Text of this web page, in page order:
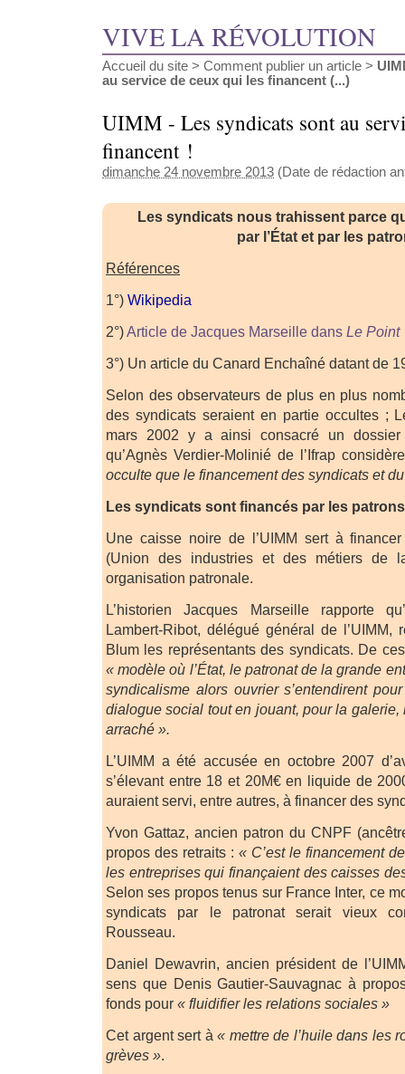
VIVE LA RÉVOLUTION
Accueil du site > Comment publier un article >
au service de ceux qui les financent (...)
UIMM - Les syndicats sont au
financent !
dimanche 24 novembre 2013 (Date de rédaction
Les syndicats nous trahissent parce
par l’État et par les
Références
1°) Wikipedia
2°)Article de Jacques Marseille dans Le Point
3°) Un article du Canard Enchaîné datant de
Selon des observateurs de plus en plus
des syndicats seraient en partie occultes ;
mars 2002 y a ainsi consacré un
qu’Agnès Verdier-Molinié de l’Ifrap
occulte que le financement des syndicats et
Les syndicats sont financés par les patrons
Une caisse noire de l’UIMM sert à financer
(Union des industries et des métiers de
organisation patronale.
L’historien Jacques Marseille rapporte
Lambert-Ribot, délégué général de l’UIMM,
Blum les représentants des syndicats. De
« modèle où l’État, le patronat de la grande
syndicalisme alors ouvrier s’entendirent
dialogue social tout en jouant, pour la galerie,
arraché ».
L’UIMM a été accusée en octobre 2007
s’élevant entre 18 et 20M€ en liquide de
auraient servi, entre autres, à financer des
Yvon Gattaz, ancien patron du CNPF
propos des retraits :« C’est le financement
les entreprises qui finançaient des caisses
Selon ses propos tenus sur France Inter, ce
syndicats par le patronat serait vieux
Rousseau.
Daniel Dewavrin, ancien président de
sens que Denis Gautier-Sauvagnac à
fonds pour « fluidifier les relations sociales »
Cet argent sert à« mettre de l’huile dans les
grèves ».